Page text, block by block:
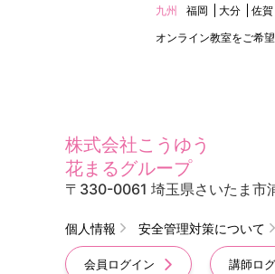
九州
福岡 大分 佐賀
オンライン教室をご希
株式会社こうゆう
花まるグループ
〒330-0061 埼玉県さいたま市
個人情報 安全管理対策について
会員ログイン 講師ロ